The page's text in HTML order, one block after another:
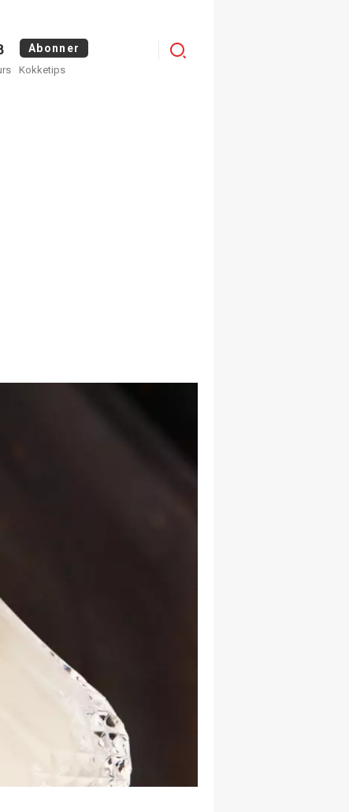
Abonner
Kokketips
Logg